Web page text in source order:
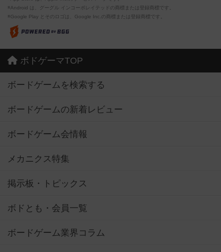
※Android は、グーグル インコーポレイテッドの商標または登録商標です。
※Google Play とそのロゴは、Google Inc.の商標または登録商標です。
ボドゲーマTOP
ボードゲームを検索する
ボードゲームの新着レビュー
ボードゲーム会情報
メカニクス特集
掲示板・トピックス
ボドとも・会員一覧
ボードゲーム業界コラム